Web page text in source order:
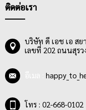
ติดต่อเรา
บริษัท ดี เอช เอ สย
เลขที่ 202 ถนนสุรว
โทร : 02-668-0102